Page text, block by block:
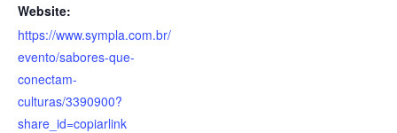
Website:
https://www.sympla.com.br/
evento/sabores-que-
conectam-
culturas/3390900?
share_id=copiarlink